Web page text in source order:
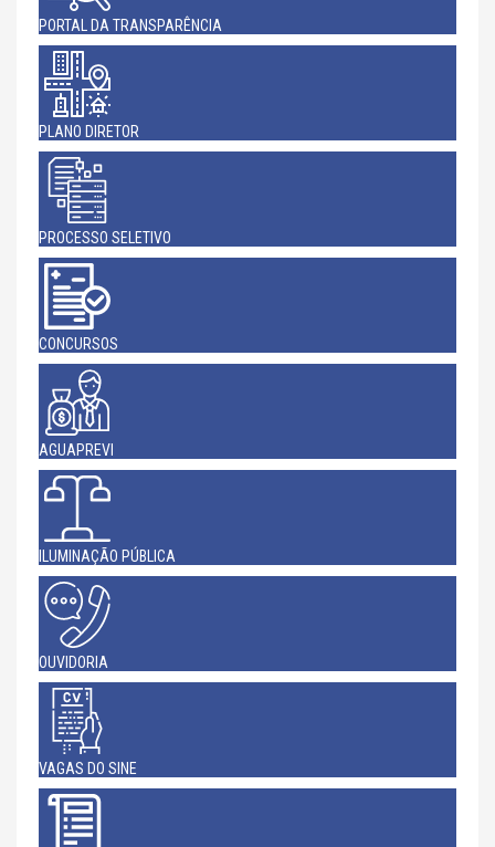
PORTAL DA TRANSPARÊNCIA
PLANO DIRETOR
PROCESSO SELETIVO
CONCURSOS
AGUAPREVI
ILUMINAÇÃO PÚBLICA
OUVIDORIA
VAGAS DO SINE